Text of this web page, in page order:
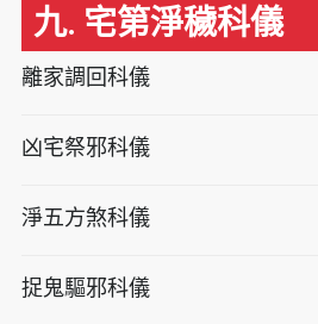
九. 宅第淨穢科儀
離家調回科儀
凶宅祭邪科儀
淨五方煞科儀
捉鬼驅邪科儀